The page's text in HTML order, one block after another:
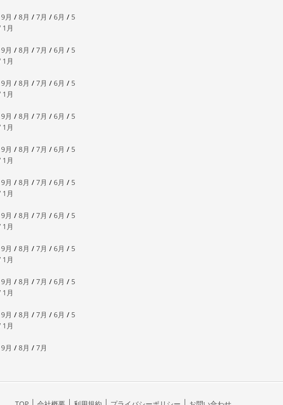
9月 / 8月 / 7月 / 6月 / 5
1月
9月 / 8月 / 7月 / 6月 / 5
1月
9月 / 8月 / 7月 / 6月 / 5
1月
9月 / 8月 / 7月 / 6月 / 5
1月
9月 / 8月 / 7月 / 6月 / 5
1月
9月 / 8月 / 7月 / 6月 / 5
1月
9月 / 8月 / 7月 / 6月 / 5
1月
9月 / 8月 / 7月 / 6月 / 5
1月
9月 / 8月 / 7月 / 6月 / 5
1月
9月 / 8月 / 7月 / 6月 / 5
1月
9月 / 8月 / 7月